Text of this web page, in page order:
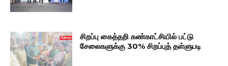
சிறப்பு கைத்தறி கண்காட்சியில் பட்டு
சேலைகளுக்கு 30% சிறப்புத் தள்ளுபடி